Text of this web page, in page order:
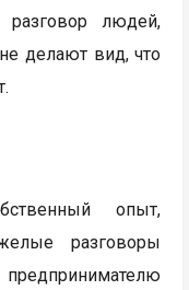
людей,
делают вид, что
опыт,
разговоры